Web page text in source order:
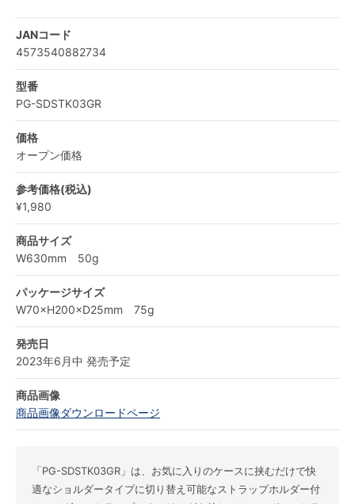
JANコード
4573540882734
型番
PG-SDSTK03GR
価格
オープン価格
参考価格(税込)
¥1,980
商品サイズ
W630mm 50g
パッケージサイズ
W70×H200×D25mm 75g
発売日
2023年6月中 発売予定
商品画像
商品画像ダウンロードページ
「PG-SDSTK03GR」は、お気に入りのケースに挟むだけで快
適なショルダータイプに切り替え可能なストラップホルダー付